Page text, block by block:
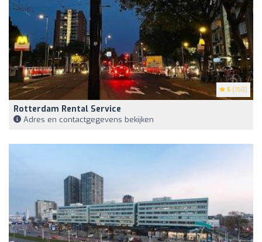
5 (150)
Rotterdam Rental Service
Adres en contactgegevens bekijken